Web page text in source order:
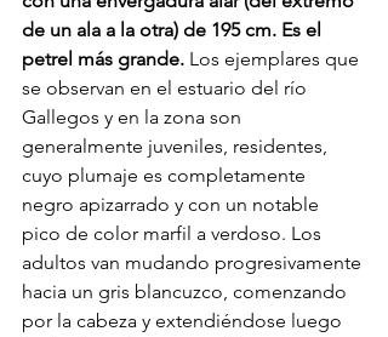
de un ala a la otra) de 195 cm. Es el
petrel más grande. Los ejemplares que
se observan en el estuario del río
Gallegos y en la zona son
generalmente juveniles, residentes,
cuyo plumaje es completamente
negro apizarrado y con un notable
pico de color marfil a verdoso. Los
adultos van mudando progresivamente
hacia un gris blancuzco, comenzando
por la cabeza y extendiéndose luego